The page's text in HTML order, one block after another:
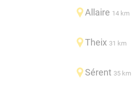
Allaire 14 km
Theix 31 km
Sérent 35 km